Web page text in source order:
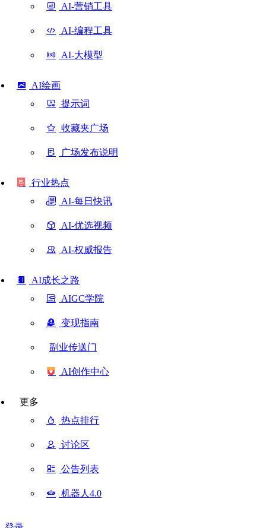
AI-营销工具
AI-编程工具
AI-大模型
AI绘画
提示词
收藏夹广场
广场发布说明
行业热点
AI-每日快讯
AI-优选视频
AI-权威报告
AI成长之路
AIGC学院
变现指南
副业传送门
AI创作中心
更多
热点排行
讨论区
公告列表
机器人4.0